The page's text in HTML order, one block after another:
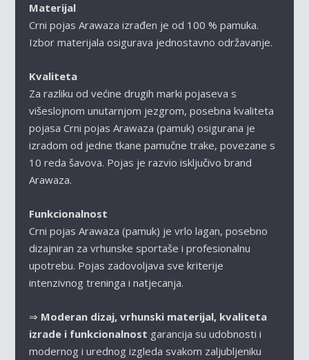
Materijal
Crni pojas Arawaza izrađen je od 100 % pamuka.
Izbor materijala osigurava jednostavno održavanje.
Kvaliteta
Za razliku od većine drugih marki pojaseva s
višeslojnom unutarnjom jezgrom, posebna kvaliteta
pojasaCrni pojas Arawaza (pamuk) osigurana je
izradom od jedne tkane pamučne trake, povezane s
10 reda šavova. Pojas je razvio isključivo brand
Arawaza.
Funkcionalnost
Crni pojas Arawaza (pamuk) je vrlo lagan, posebno
dizajniran za vrhunske sportaše i profesionalnu
upotrebu. Pojas zadovoljava sve kriterije
intenzivnog treninga i natjecanja.
⇒ Moderan dizaj, vrhunski materijal, kvaliteta
izrade i funkcionalnost garancija su udobnosti i
modernog i urednog izgleda svakom zaljubljeniku